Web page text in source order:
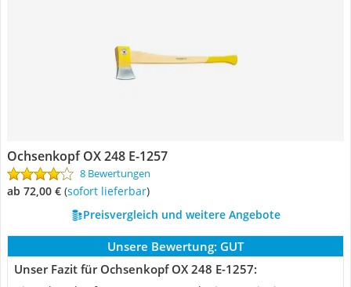
Ochsenkopf OX 248 E-1257
8 Bewertungen
ab 72,00 € ( Sofort lieferbar)
Preisvergleich und weitere Angebote
Unsere Bewertung: GUT
Unser Fazit für Ochsenkopf OX 248 E-1257: